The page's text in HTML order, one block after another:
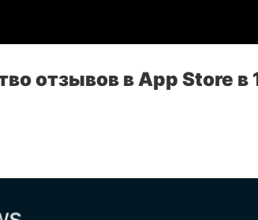
отзывов в App Store в